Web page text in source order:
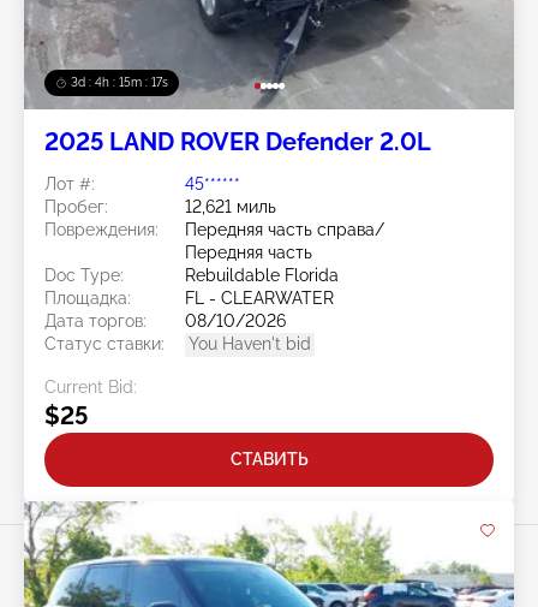
3d : 4h : 15m : 14s
2025 LAND ROVER Defender 2.0L
Лот #:
45******
Пробег:
12,621 миль
Повреждения:
Передняя часть справа/
Передняя часть
Doc Type:
Rebuildable Florida
Площадка:
FL - CLEARWATER
Дата торгов:
08/10/2026
Статус ставки:
You Haven't bid
Current Bid:
$25
СТАВИТЬ